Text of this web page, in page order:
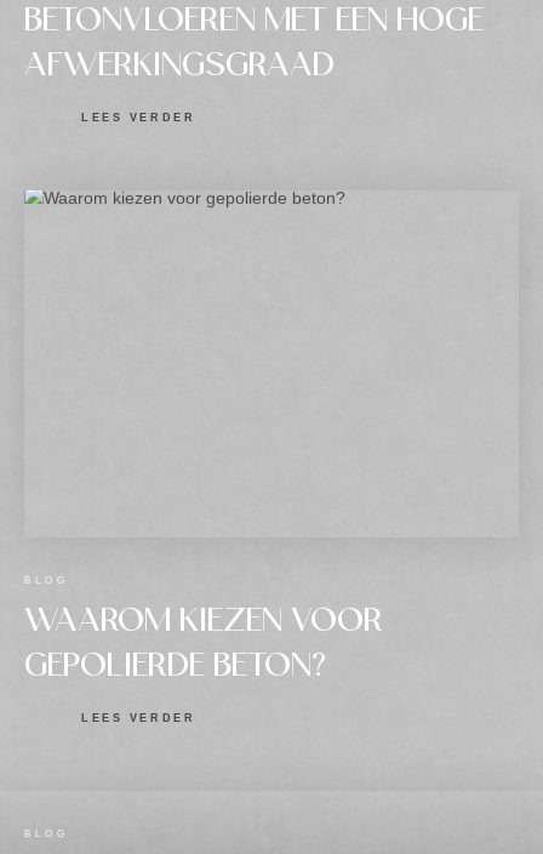
BETONVLOEREN MET EEN HOGE
AFWERKINGSGRAAD
LEES VERDER
BLOG
WAAROM KIEZEN VOOR
GEPOLIERDE BETON?
LEES VERDER
BLOG